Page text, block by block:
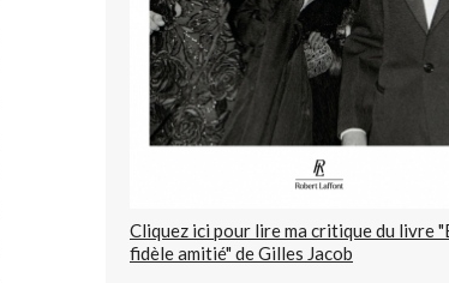
Cliquez ici pour lire ma critique du livre
fidèle amitié" de Gilles Jacob